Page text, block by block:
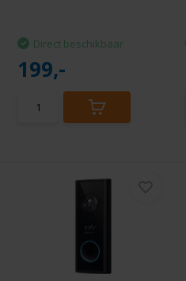
Direct beschikbaar
199,-